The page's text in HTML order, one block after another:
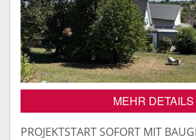
MEHR DETAILS
PROJEKTSTART SOFORT MIT